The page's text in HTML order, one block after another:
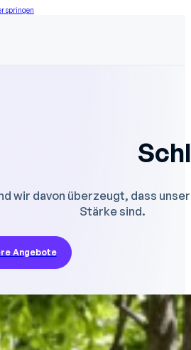
springen
wir davon überzeugt, dass
Stärke sind.
Angebote